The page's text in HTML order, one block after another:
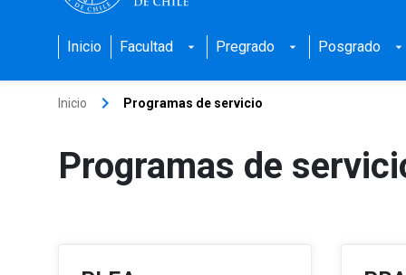
Inicio Facultad arrow_drop_down Pregrado arrow_drop_down Posgrado arrow_drop_down
Inicio keyboard_arrow_right Programas de servicio
Programas de